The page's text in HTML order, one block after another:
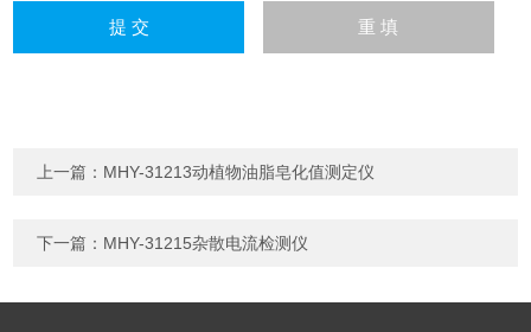
上一篇： MHY-31213动植物油脂皂化值测定仪
下一篇： MHY-31215杂散电流检测仪